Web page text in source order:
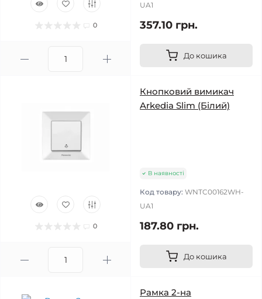
0
UA1
357.10 грн.
До кошика
0
Кнопковий вимикач
Arkedia Slim (Білий)
В наявності
Код товару: WNTC00162WH-
UA1
187.80 грн.
До кошика
Рамка 2-на